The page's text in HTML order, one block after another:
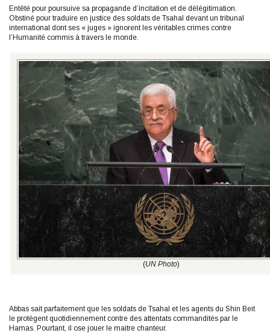
Entêté pour poursuive sa propagande d’incitation et de délégitimation.
Obstiné pour traduire en justice des soldats de Tsahal devant un tribunal
international dont ses « juges » ignorent les véritables crimes contre
l’Humanité commis à travers le monde.
(UN Photo)
Abbas sait parfaitement que les soldats de Tsahal et les agents du Shin Beit
le protègent quotidiennement contre des attentats commandités par le
Hamas. Pourtant, il ose jouer le maitre chanteur.